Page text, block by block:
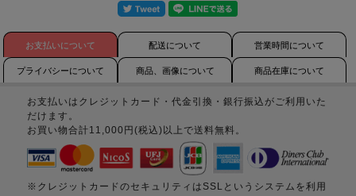
お支払いについて 配送について 営業時間について
プライバシーについて 商品、画像について 商品在庫について
お支払いはクレジットカード・代金引換・銀行振込がご利用いた
だけます。
お買い物合計11,000円(税込)以上で送料無料。
※クレジットカードのセキュリティはSSLというシステムを利用